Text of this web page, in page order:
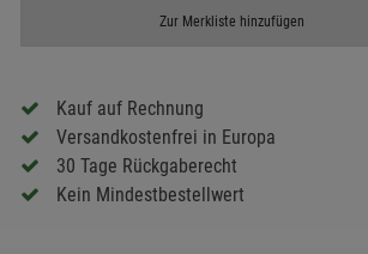
Zur Merkliste hinzufügen
Kauf auf Rechnung
Versandkostenfrei in Europa
30 Tage Rückgaberecht
Kein Mindestbestellwert